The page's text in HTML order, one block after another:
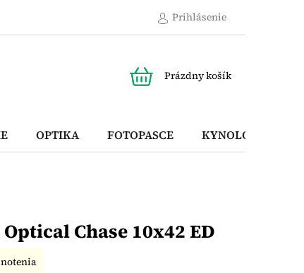
Prihlásenie
KOŠÍK
Prázdny košík
OPTIKA FOTOPASCE KYNOLOGICKÉ
Chase 10x42 ED